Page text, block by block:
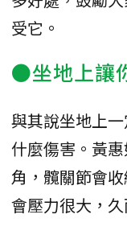
受它。
●坐地上讓
與其說坐地上
什麼傷害。黃
角，髖關節會
會壓力很大，